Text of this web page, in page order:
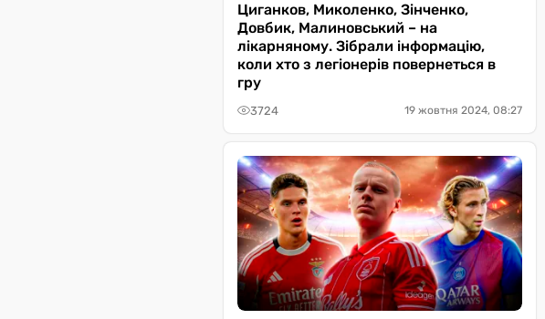
Циганков, Миколенко, Зінченко,
Довбик, Малиновський – на
лікарняному. Зібрали інформацію,
коли хто з легіонерів повернеться в
гру
3724 19 жовтня 2024, 08:27